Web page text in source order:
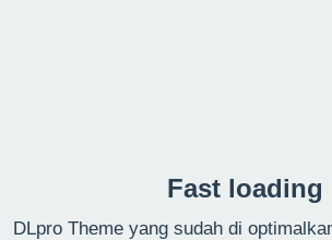
Fast loading
DLpro Theme yang sudah di